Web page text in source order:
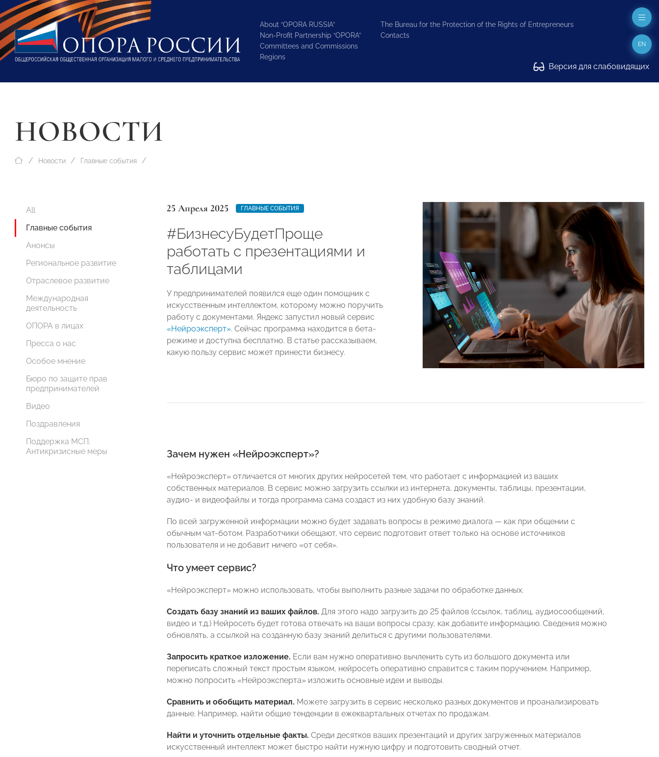
About “OPORA RUSSIA”
Non-Profit Partnership “OPORA”
Committees and Commissions
Regions
The Bureau for the Protection of the Rights of Entrepreneurs
Contacts
Версия для слабовидящих
EN
НОВОСТИ
Новости Главные события
All
Главные события
Анонсы
Региональное развитие
Отраслевое развитие
Международная
деятельность
ОПОРА в лицах
Пресса о нас
Особое мнение
Бюро по защите прав
предпринимателей
Видео
Поздравления
Поддержка МСП.
Антикризисные меры
25 Апреля 2025 ГЛАВНЫЕ СОБЫТИЯ
#БизнесуБудетПроще
работать с презентациями и
таблицами
У предпринимателей появился еще один помощник с
искусственным интеллектом, которому можно поручить
работу с документами. Яндекс запустил новый сервис
«Нейроэксперт». Сейчас программа находится в бета-
режиме и доступна бесплатно. В статье рассказываем,
какую пользу сервис может принести бизнесу.
Зачем нужен «Нейроэксперт»?
«Нейроэксперт» отличается от многих других нейросетей тем, что работает с информацией из ваших
собственных материалов. В сервис можно загрузить ссылки из интернета, документы, таблицы, презентации,
аудио- и видеофайлы и тогда программа сама создаст из них удобную базу знаний.
По всей загруженной информации можно будет задавать вопросы в режиме диалога — как при общении с
обычным чат-ботом. Разработчики обещают, что сервис подготовит ответ только на основе источников
пользователя и не добавит ничего «от себя».
Что умеет сервис?
«Нейроэксперт» можно использовать, чтобы выполнить разные задачи по обработке данных.
Создать базу знаний из ваших файлов. Для этого надо загрузить до 25 файлов (ссылок, таблиц, аудиосообщений,
видео и т.д.) Нейросеть будет готова отвечать на ваши вопросы сразу, как добавите информацию. Сведения можно
обновлять, а ссылкой на созданную базу знаний делиться с другими пользователями.
Запросить краткое изложение. Если вам нужно оперативно вычленить суть из большого документа или
переписать сложный текст простым языком, нейросеть оперативно справится с таким поручением. Например,
можно попросить «Нейроэксперта» изложить основные идеи и выводы.
Сравнить и обобщить материал. Можете загрузить в сервис несколько разных документов и проанализировать
данные. Например, найти общие тенденции в ежеквартальных отчетах по продажам.
Найти и уточнить отдельные факты. Среди десятков ваших презентаций и других загруженных материалов
искусственный интеллект может быстро найти нужную цифру и подготовить сводный отчет.